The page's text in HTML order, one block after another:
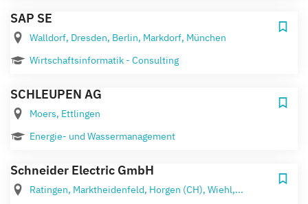
SAP SE
Walldorf, Dresden, Berlin, Markdorf, München
Wirtschaftsinformatik - Consulting
SCHLEUPEN AG
Moers, Ettlingen
Energie- und Wassermanagement
Schneider Electric GmbH
Ratingen, Marktheidenfeld, Horgen (CH), Wiehl,...